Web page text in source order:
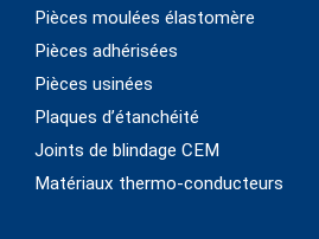
Pièces moulées élastomère
Pièces adhérisées
Pièces usinées
Plaques d’étanchéité
Joints de blindage CEM
Matériaux thermo-conducteurs